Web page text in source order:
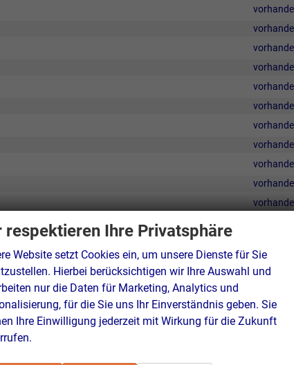
vorhanden
vorhanden
vorhanden
respektieren Ihre Privatsphäre
Website setzt Cookies ein, um unsere Dienste für Sie
Hierbei berücksichtigen wir Ihre Auswahl und
nur die Daten für Marketing, Analytics und
für die Sie uns Ihr Einverständnis geben. Sie
Ihre Einwilligung jederzeit mit Wirkung für die Zukunft